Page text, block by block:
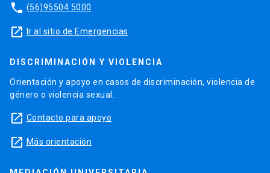
phone (56)95504 5000
launch Ir al sitio de Emergencias
DISCRIMINACIÓN Y VIOLENCIA
Orientación y apoyo en casos de discriminación, violencia de
género o violencia sexual.
launch Contacto para apoyo
launch Más orientación